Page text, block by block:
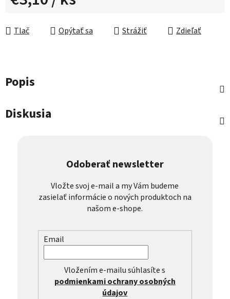
Tlač
Opýtať sa Strážiť Zdieľať
Popis
Diskusia
Odoberať newsletter
Vložte svoj e-mail a my Vám budeme
zasielať informácie o nových produktoch na
našom e-shope.
Email
Vložením e-mailu súhlasíte s
podmienkami ochrany osobných
údajov